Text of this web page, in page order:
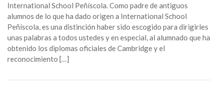
International School Peñíscola. Como padre de antiguos
alumnos de lo que ha dado origen a International School
Peñíscola, es una distinción haber sido escogido para dirigirles
unas palabras a todos ustedes y en especial, al alumnado que ha
obtenido los diplomas oficiales de Cambridge y el
reconocimiento […]